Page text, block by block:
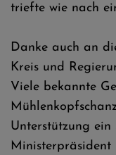
triefte wie nach
Danke auch an
Kreis und
Viele bekannte
Unterstützung ein
Ministerpräsident